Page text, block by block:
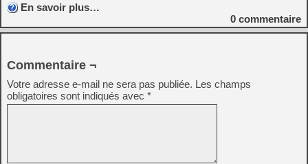
En savoir plus…
0 commentaire
Commentaire ¬
Votre adresse e-mail ne sera pas publiée. Les champs
obligatoires sont indiqués avec *